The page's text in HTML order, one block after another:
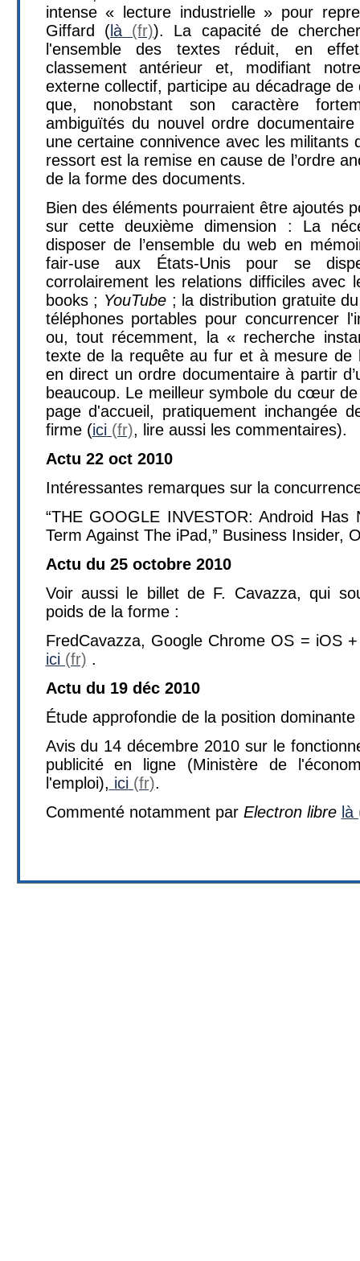
intense « lecture industrielle » pour
Giffard (là
). La capacité de
l'ensemble des textes réduit, en
classement antérieur et, modifiant
externe collectif, participe au décadrage
que, nonobstant son caractère
ambiguïtés du nouvel ordre
une certaine connivence avec les militants
ressort est la remise en cause de l’ordre
de la forme des documents.
Bien des éléments pourraient être ajoutés
sur cette deuxième dimension : La
disposer de l’ensemble du web en
fair-use aux États-Unis pour se
corrolairement les relations difficiles avec
books ; YouTube; la distribution gratuite
téléphones portables pour concurrencer
ou, tout récemment, la « recherche
texte de la requête au fur et à mesure de
en direct un ordre documentaire à partir
beaucoup. Le meilleur symbole du cœur
page d'accueil, pratiquement inchangée
firme (ici
, lire aussi les commentaires).
Actu 22 oct 2010
Intéressantes remarques sur la
“THE GOOGLE INVESTOR: Android
Term Against The iPad,” Business Insider,
Actu du 25 octobre 2010
Voir aussi le billet de F. Cavazza, qui
poids de la forme :
FredCavazza, Google Chrome OS = iOS
ici
.
Actu du 19 déc 2010
Étude approfondie de la position
Avis du 14 décembre 2010 sur le
publicité en ligne (Ministère de
l'emploi), ici
.
Commenté notamment par Electron libre là